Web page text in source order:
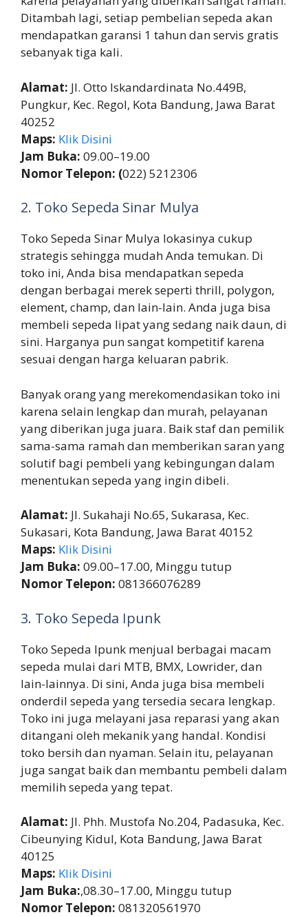
Ditambah lagi, setiap pembelian sepeda akan
mendapatkan garansi 1 tahun dan servis gratis
sebanyak tiga kali.
Alamat: Jl. Otto Iskandardinata No.449B,
Pungkur, Kec. Regol, Kota Bandung, Jawa Barat
40252
Maps: Klik Disini
Jam Buka: 09.00–19.00
Nomor Telepon: (022) 5212306
2. Toko Sepeda Sinar Mulya
Toko Sepeda Sinar Mulya lokasinya cukup
strategis sehingga mudah Anda temukan. Di
toko ini, Anda bisa mendapatkan sepeda
dengan berbagai merek seperti thrill, polygon,
element, champ, dan lain-lain. Anda juga bisa
membeli sepeda lipat yang sedang naik daun, di
sini. Harganya pun sangat kompetitif karena
sesuai dengan harga keluaran pabrik.
Banyak orang yang merekomendasikan toko ini
karena selain lengkap dan murah, pelayanan
yang diberikan juga juara. Baik staf dan pemilik
sama-sama ramah dan memberikan saran yang
solutif bagi pembeli yang kebingungan dalam
menentukan sepeda yang ingin dibeli.
Alamat: Jl. Sukahaji No.65, Sukarasa, Kec.
Sukasari, Kota Bandung, Jawa Barat 40152
Maps: Klik Disini
Jam Buka: 09.00–17.00, Minggu tutup
Nomor Telepon: 081366076289
3. Toko Sepeda Ipunk
Toko Sepeda Ipunk menjual berbagai macam
sepeda mulai dari MTB, BMX, Lowrider, dan
lain-lainnya. Di sini, Anda juga bisa membeli
onderdil sepeda yang tersedia secara lengkap.
Toko ini juga melayani jasa reparasi yang akan
ditangani oleh mekanik yang handal. Kondisi
toko bersih dan nyaman. Selain itu, pelayanan
juga sangat baik dan membantu pembeli dalam
memilih sepeda yang tepat.
Alamat: Jl. Phh. Mustofa No.204, Padasuka, Kec.
Cibeunying Kidul, Kota Bandung, Jawa Barat
40125
Maps: Klik Disini
Jam Buka:,08.30–17.00, Minggu tutup
Nomor Telepon: 081320561970